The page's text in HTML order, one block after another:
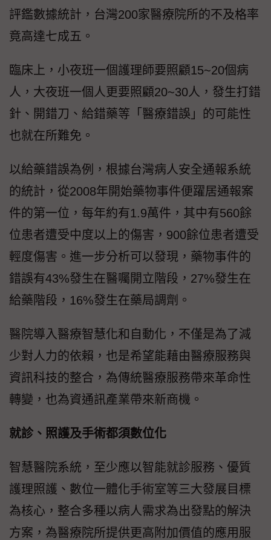
評鑑數據統計，台灣200家醫療院所的不及格率
竟高達七成五。
臨床上，小夜班一個護理師要照顧15~20個病
人，大夜班一個人更要照顧20~30人，發生打錯
針、開錯刀、給錯藥等「醫療錯誤」的可能性
也就在所難免。
以給藥錯誤為例，根據台灣病人安全通報系統
的統計，從2008年開始藥物事件便躍居通報案
件的第一位，每年約有1.9萬件，其中有560餘
位患者遭受中度以上的傷害，900餘位患者遭受
輕度傷害。進一步分析可以發現，藥物事件的
錯誤有43%發生在醫囑開立階段，27%發生在
給藥階段，16%發生在藥局調劑。
醫院導入醫療智慧化和自動化，不僅是為了減
少對人力的依賴，也是希望能藉由醫療服務與
資訊科技的整合，為傳統醫療服務帶來革命性
轉變，也為資通訊產業帶來新商機。
就診、照護及手術都須數位化
智慧醫院系統，至少應以智能就診服務、優質
護理照護、數位一體化手術室等三大發展目標
為核心，整合多種以病人需求為出發點的解決
方案，為醫療院所提供更高附加價值的應用服